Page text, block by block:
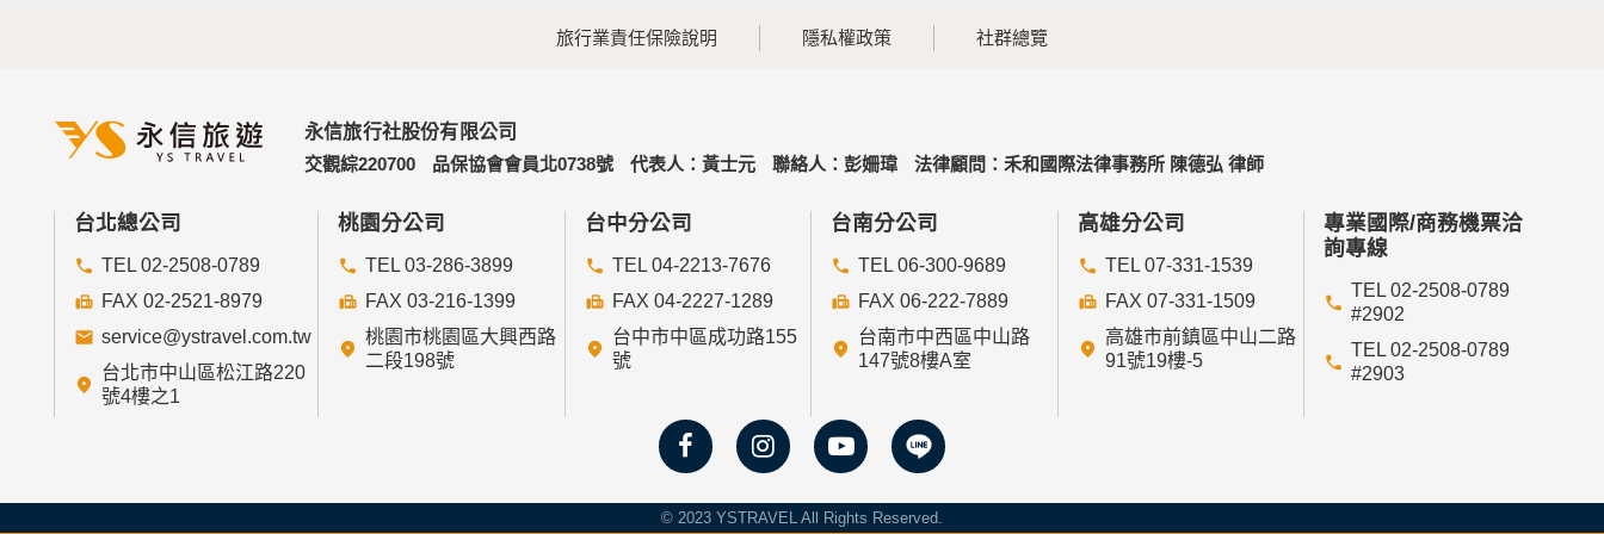
旅行業責任保險說明 隱私權政策 社群總覽
永信旅行社股份有限公司
交觀綜220700
品保協會會員北0738號 代表人：黃士元 聯絡人：彭姍瑋 法律顧問：禾和國際法律事務所 陳德弘 律師
台北總公司
TEL 02-2508-0789
FAX 02-2521-8979
service@ystravel.com.tw
台北市中山區松江路220
號4樓之1
桃園分公司
TEL 03-286-3899
FAX 03-216-1399
桃園市桃園區大興西路
二段198號
台中分公司
TEL 04-2213-7676
FAX 04-2227-1289
台中市中區成功路155
號
台南分公司
TEL 06-300-9689
FAX 06-222-7889
台南市中西區中山路
147號8樓A室
高雄分公司
TEL 07-331-1539
FAX 07-331-1509
高雄市前鎮區中山二路
91號19樓-5
專業國際/商務機票洽
詢專線
TEL 02-2508-0789
#2902
TEL 02-2508-0789
#2903
© 2023 YSTRAVEL All Rights Reserved.